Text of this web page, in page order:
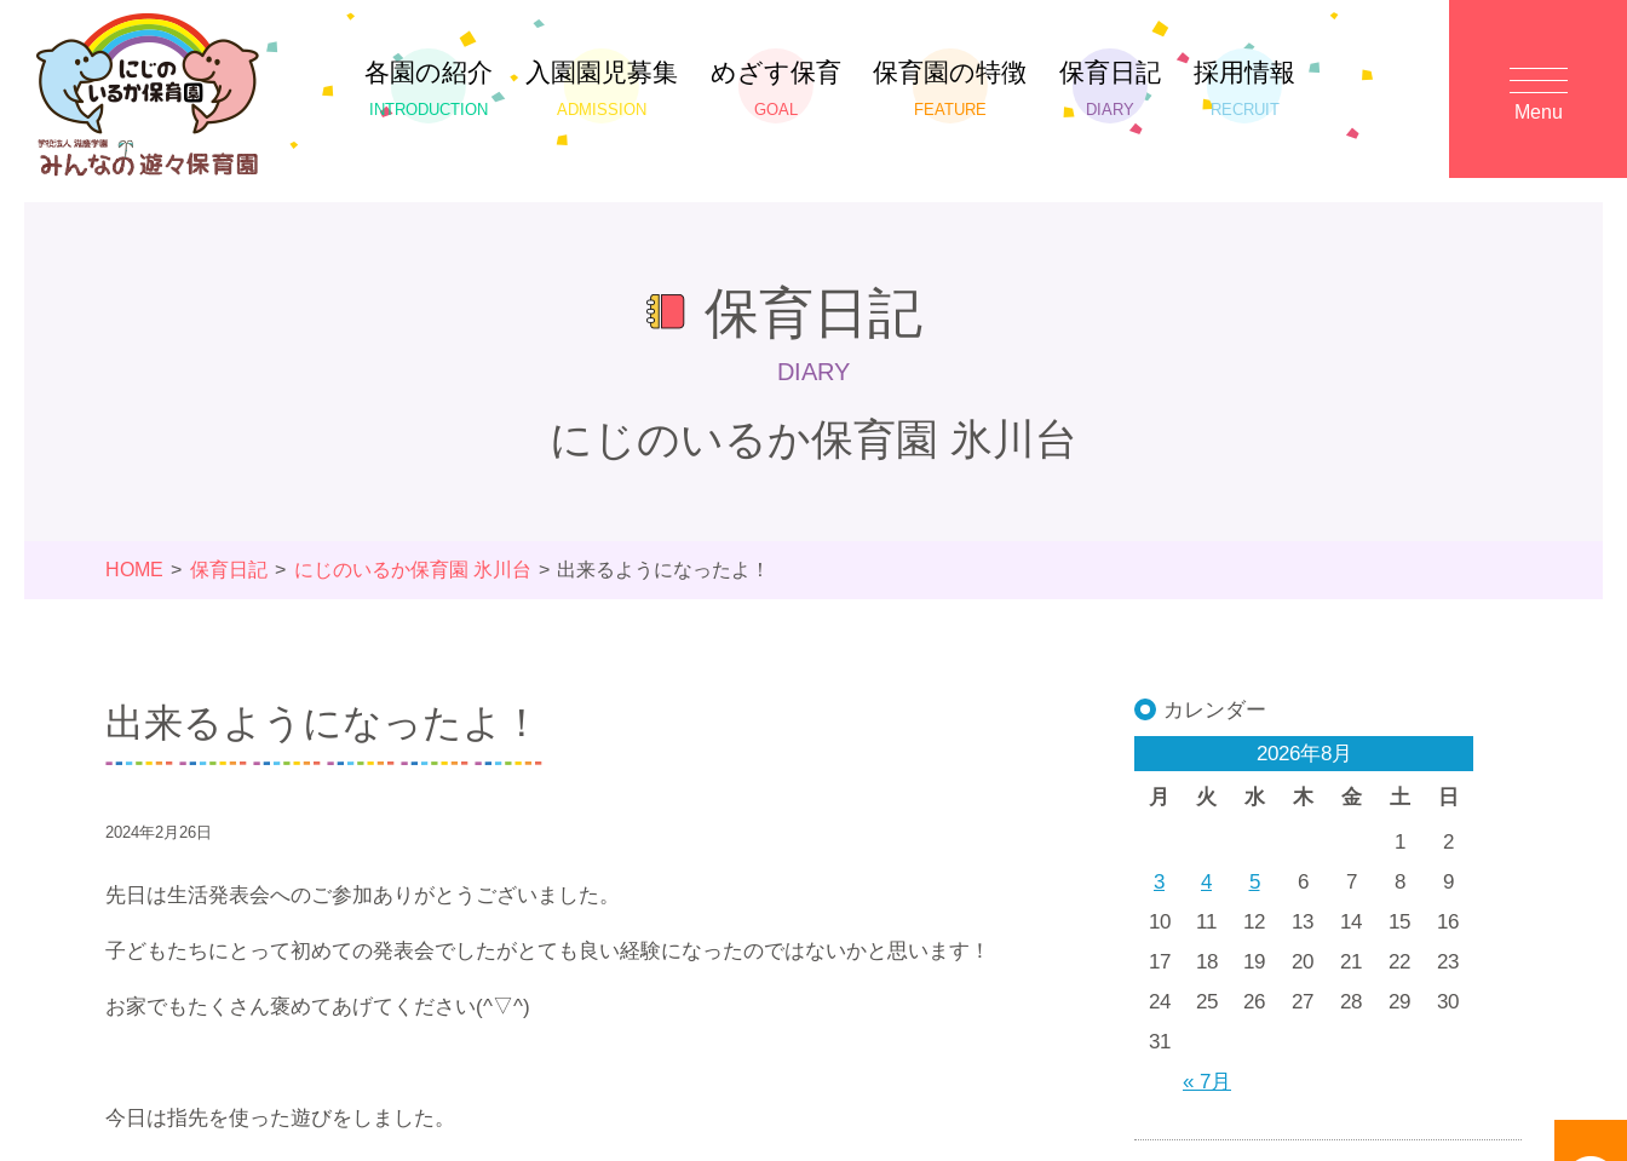
各園の紹介
INTRODUCTION
入園園児募集
ADMISSION
めざす保育
GOAL
保育園の特徴
FEATURE
保育日記
DIARY
採用情報
RECRUIT Menu
保育日記
DIARY
にじのいるか保育園 氷川台
HOME 保育日記 にじのいるか保育園 氷川台 出来るようになったよ！
出来るようになったよ！
2024年2月26日
先日は生活発表会へのご参加ありがとうございました。
子どもたちにとって初めての発表会でしたがとても良い経験になったのではないかと思います！
お家でもたくさん褒めてあげてください(^▽^)
今日は指先を使った遊びをしました。
カレンダー
2026年8月
月
火 水 木 金 土 日
« 7月
1
2
3
4 5 6 7 8
9
10
11 12 13 14 15
16
17
18 19 20 21 22
23
24
25 26 27 28 29
30
31